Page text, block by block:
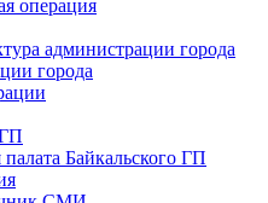
операция
администрации города
города
Байкальского ГП